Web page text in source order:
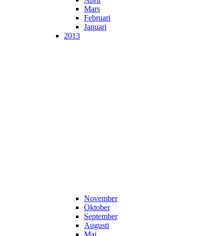
Mars
Februari
Januari
2013
November
Oktober
September
Augusti
Maj